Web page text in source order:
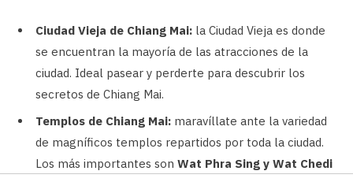
Ciudad Vieja de Chiang Mai: la Ciudad Vieja es donde
se encuentran la mayoría de las atracciones de la
ciudad. Ideal pasear y perderte para descubrir los
secretos de Chiang Mai.
Templos de Chiang Mai: maravíllate ante la variedad
de magníficos templos repartidos por toda la ciudad.
Los más importantes son Wat Phra Sing y Wat Chedi